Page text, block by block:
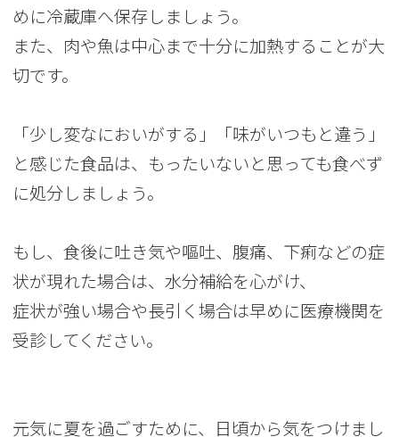
めに冷蔵庫へ保存しましょう。
また、肉や魚は中心まで十分に加熱することが大
切です。
「少し変なにおいがする」「味がいつもと違う」
と感じた食品は、もったいないと思っても食べず
に処分しましょう。
もし、食後に吐き気や嘔吐、腹痛、下痢などの症
状が現れた場合は、水分補給を心がけ、
症状が強い場合や長引く場合は早めに医療機関を
受診してください。
元気に夏を過ごすために、日頃から気をつけまし